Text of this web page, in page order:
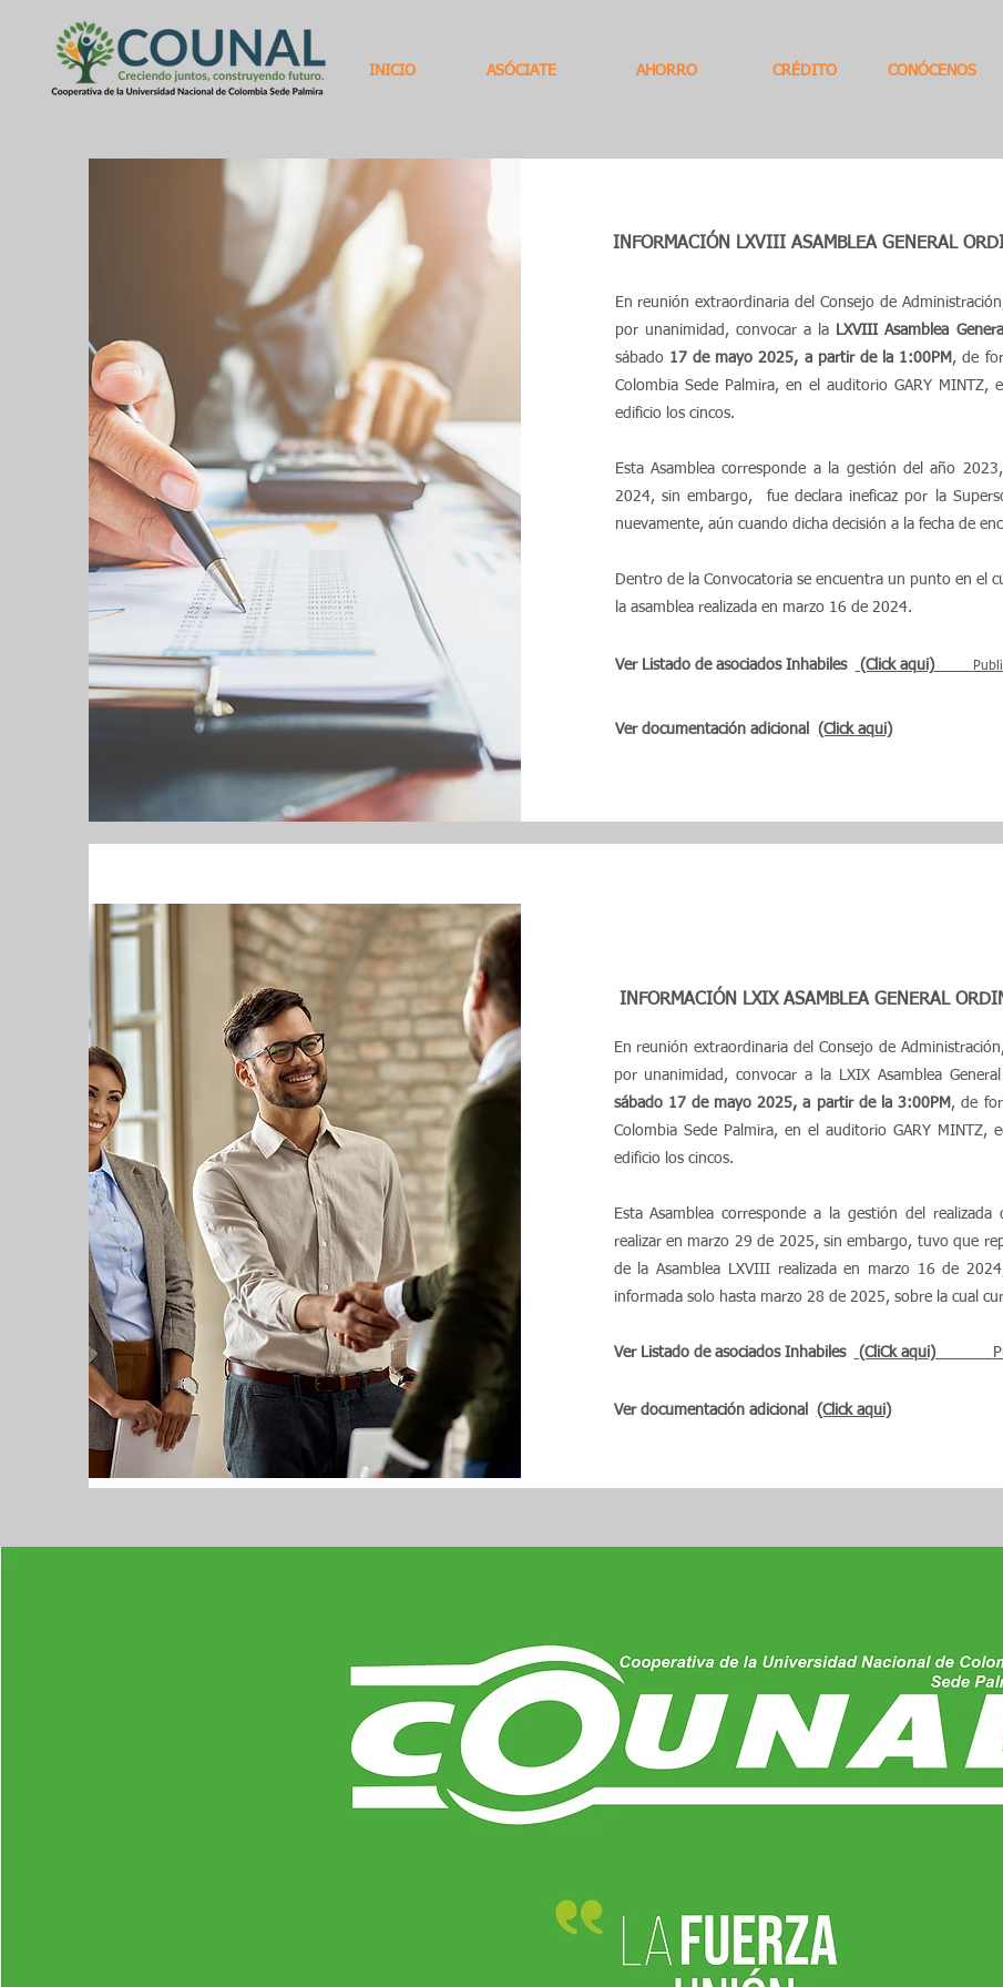
INICIO ASÓCIATE AHORRO CRÉDITO CONÓCENOS
INFORMACIÓN LXVIII ASAMBLEA GENERAL
En reunión extraordinaria del Consejo de
por unanimidad, convocar a la
LXVIII Asamblea
sábado 17 de mayo 2025, a partir de la 1:00PM , de
Colombia Sede Palmira, en el auditorio GARY
edificio los cincos.
Esta Asamblea corresponde a la gestión del año
2024, sin embargo, fue declara ineficaz por la
nuevamente, aún cuando dicha decisión a la fecha de
Dentro de la Convocatoria se encuentra un punto en el
la asamblea realizada en marzo 16 de 2024.
Ver Listado de asociados Inhabiles (Click aqui)
Ver documentación adicional (Click aqui)
Mi historia
Esta es tu página para escribir acerca de ti. Este espacio es una oportunidad para compartir tu
ventaja diferencial y lo que tu sitio tiene para ofrecer. Tus usuarios están genuinamente interesados
más, así que no temas compartir anécdotas personales para crear un lazo más personal.
Cada sitio tiene su historia que los hace únicos, y tus visitantes quieren escuchar la tuya. Este
gran oportunidad para proveer tus detalles personales. Incluye historias personales y hechos de
seguidores.
Haz doble clic en el texto para comenzar a editar tu contenido y asegúrate de incluir los detalles
los visitantes de tu sitio. Si tienes un negocio, asegúrate de compartir tu experiencia profesional.
valores y compromiso para tus clientes y destácate de la competencia. Agrega una foto, una
llamar más la atención.
INFORMACIÓN LXIX ASAMBLEA GENERAL
En reunión extraordinaria del Consejo de
por unanimidad, convocar a la LXIX Asamblea
sábado 17 de mayo 2025, a partir de la 3:00PM , de
Colombia Sede Palmira, en el auditorio GARY
edificio los cincos.
Esta Asamblea corresponde a la gestión del
realizar en marzo 29 de 2025, sin embargo, tuvo que
de la Asamblea LXVIII realizada en marzo 16 de
informada solo hasta marzo 28 de 2025, sobre la cual
Ver Listado de asociados Inhabiles (CliCk aqui)
Ver documentación adicional (Click aqui)